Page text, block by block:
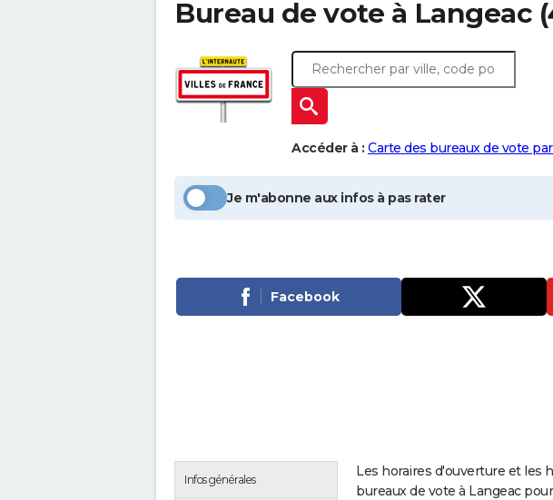
Bureau de vote à Langeac
Accéder à : Carte des bureaux de vote
Je m'abonne aux infos à pas rater
Facebook
Infos générales
Les horaires d'ouverture et les
bureaux de vote à Langeac